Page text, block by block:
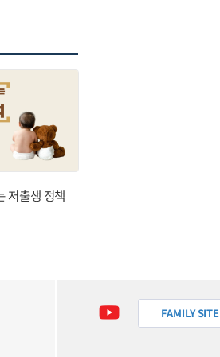
저출생 정책
FAMILY SITE